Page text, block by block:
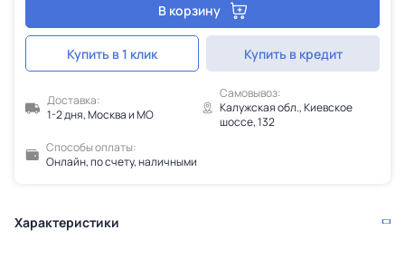
В корзину
Купить в 1 клик Купить в кредит
Доставка:
1-2 дня, Москва и МО
Самовывоз:
Калужская обл., Киевское
шоссе, 132
Способы оплаты:
Онлайн, по счету, наличными
Характеристики